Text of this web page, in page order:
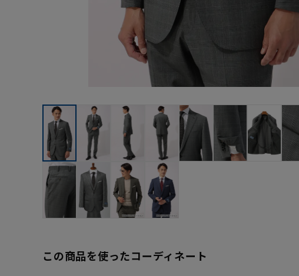
この商品を使ったコーディネート